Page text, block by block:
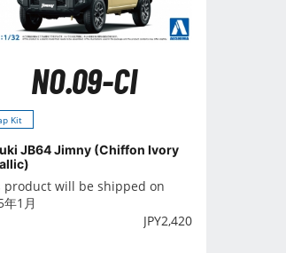
NO.09-CI
Kit
JB64 Jimny (Chiffon Ivory
product will be shipped on
1月
JPY2,420